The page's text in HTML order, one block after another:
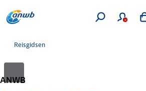
Reisgidsen
ANWB